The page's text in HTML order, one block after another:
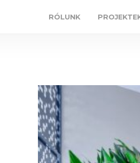
RÓLUNK